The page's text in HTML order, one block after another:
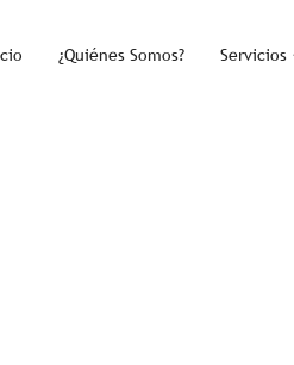
¿Quiénes Somos? Servicios